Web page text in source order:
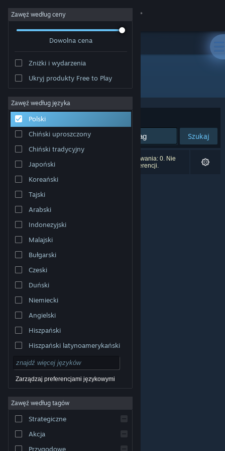
Zaloguj się
Społeczność
Informacje
Wsparcie
Zmień język
Pobierz aplikację mobilną Steam
Wersja przeglądarkowa
© Valve Corporation. Wszelkie prawa zastrzeżone.
właścicieli w Stanach Zjednoczonych i innych krajach.
dostępu
Umowa użytkownika Steam
pieniędzy |Ciasteczka
Zawęź według ceny
Dowolna cena
Zniżki i wydarzenia
Ukryj produkty Free to Play
Zawęź według języka
Polski
Chiński uproszczony
Chiński tradycyjny
Japoński
Koreański
Tajski
Arabski
Indonezyjski
Malajski
Bułgarski
Czeski
Duński
Niemiecki
Angielski
Hiszpański
Hiszpański latynoamerykański
Zarządzaj preferencjami językowymi
Zawęź według tagów
Strategiczne
Akcja
Przygodowe
Producent: Tobias Hendricks
Sortuj według:
Szukaj
Liczba wyników pasujących do twojego wyszukiwania: 0. Nie
uwzględniono 1 tytułu na podstawie twoich preferencji.